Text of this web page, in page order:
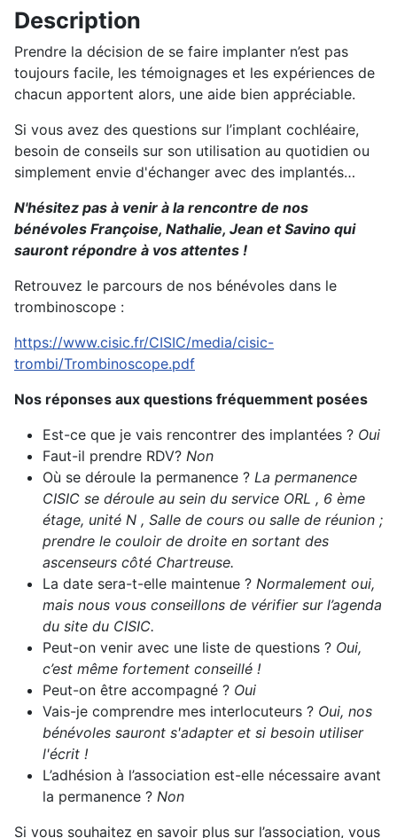
Description
Prendre la décision de se faire implanter n’est pas
toujours facile, les témoignages et les expériences de
chacun apportent alors, une aide bien appréciable.
Si vous avez des questions sur l’implant cochléaire,
besoin de conseils sur son utilisation au quotidien ou
simplement envie d'échanger avec des implantés…
N'hésitez pas à venir à la rencontre de nos
bénévoles Françoise, Nathalie, Jean et Savino qui
sauront répondre à vos attentes !
Retrouvez le parcours de nos bénévoles dans le
trombinoscope :
https://www.cisic.fr/CISIC/media/cisic-
trombi/Trombinoscope.pdf
Nos réponses aux questions fréquemment posées
Est-ce que je vais rencontrer des implantées ? Oui
Faut-il prendre RDV? Non
Où se déroule la permanence ? La permanence
CISIC se déroule au sein du service ORL , 6 ème
étage, unité N , Salle de cours ou salle de réunion ;
prendre le couloir de droite en sortant des
ascenseurs côté Chartreuse.
La date sera-t-elle maintenue ? Normalement oui,
mais nous vous conseillons de vérifier sur l’agenda
du site du CISIC.
Peut-on venir avec une liste de questions ? Oui,
c’est même fortement conseillé !
Peut-on être accompagné ? Oui
Vais-je comprendre mes interlocuteurs ? Oui, nos
bénévoles sauront s'adapter et si besoin utiliser
l'écrit !
L’adhésion à l’association est-elle nécessaire avant
la permanence ? Non
Si vous souhaitez en savoir plus sur l’association, vous